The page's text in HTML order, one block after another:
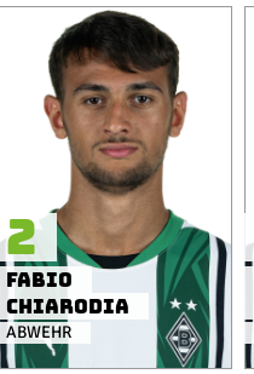
ABWEHR
Fabio
Chiarodia
2